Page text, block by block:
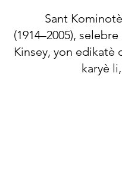
Sant
(1914–2005),
Kinsey, yon
karyè